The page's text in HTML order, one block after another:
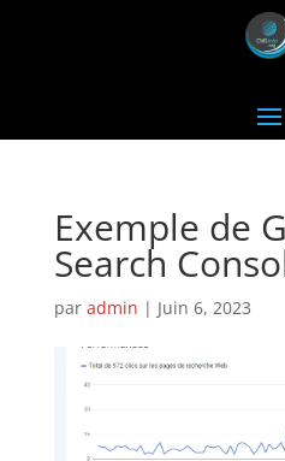
Exemple de
Search
par admin | Juin 6, 2023